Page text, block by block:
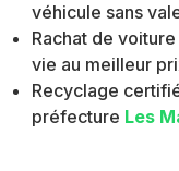
véhicule sans
Rachat de
vie au meilleur
Recyclage
préfecture Les